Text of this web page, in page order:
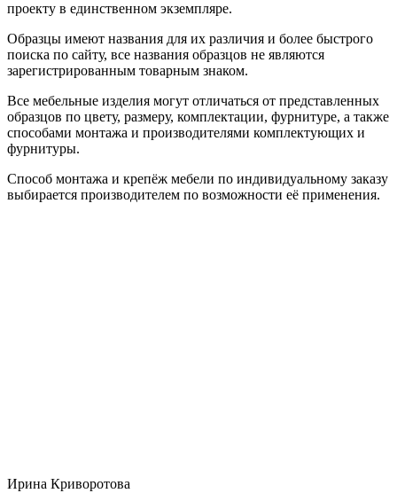
проекту в единственном экземпляре.
Образцы имеют названия для их различия и более быстрого
поиска по сайту, все названия образцов не являются
зарегистрированным товарным знаком.
Все мебельные изделия могут отличаться от представленных
образцов по цвету, размеру, комплектации, фурнитуре, а также
способами монтажа и производителями комплектующих и
фурнитуры.
Способ монтажа и крепёж мебели по индивидуальному заказу
выбирается производителем по возможности её применения.
Ирина Криворотова